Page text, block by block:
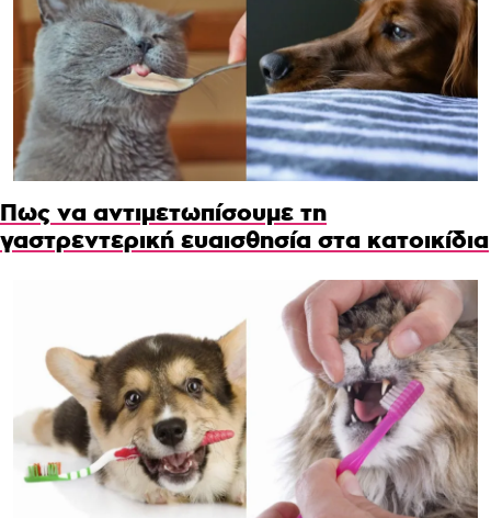
Πως να αντιμετωπίσουμε τη
γαστρεντερική ευαισθησία στα κατοικίδια